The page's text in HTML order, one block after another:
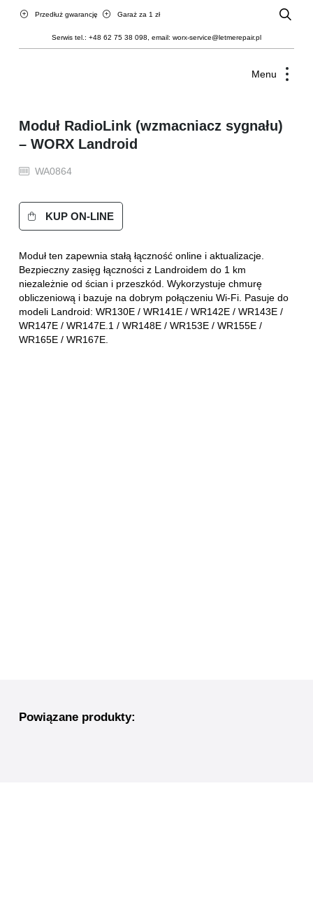
Przedłuż gwarancję Garaż za 1 zł
Serwis tel.: +48 62 75 38 098 , email: worx-service@letmerepair.pl
Menu
Moduł RadioLink (wzmacniacz sygnału)
– WORX Landroid
WA0864
KUP ON-LINE
Moduł ten zapewnia stałą łączność online i aktualizacje.
Bezpieczny zasięg łączności z Landroidem do 1 km
niezależnie od ścian i przeszkód. Wykorzystuje chmurę
obliczeniową i bazuje na dobrym połączeniu Wi-Fi. Pasuje do
modeli Landroid: WR130E / WR141E / WR142E / WR143E /
WR147E / WR147E.1 / WR148E / WR153E / WR155E /
WR165E / WR167E.
Powiązane produkty: